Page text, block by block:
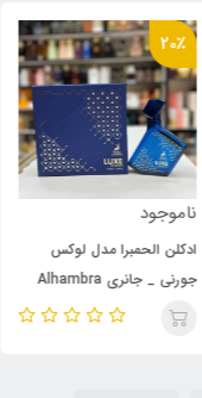
20٪
ناموجود
ادکلن الحمبرا مدل لوکس
بلانک _ بلنک Alhambra
Luxe Blanc